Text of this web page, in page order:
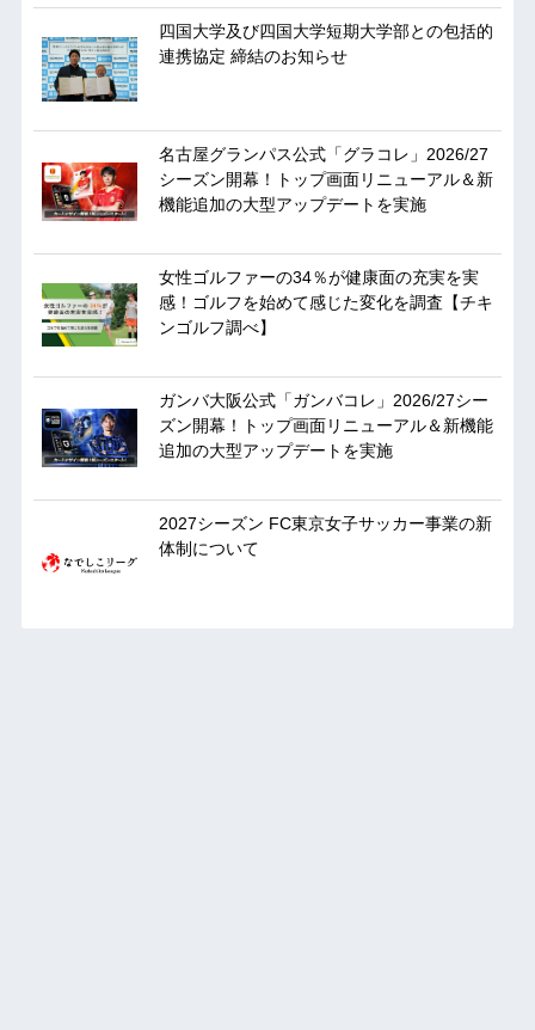
四国大学及び四国大学短期大学部との包括的
連携協定 締結のお知らせ
名古屋グランパス公式「グラコレ」2026/27
シーズン開幕！トップ画面リニューアル＆新
機能追加の大型アップデートを実施
女性ゴルファーの34％が健康面の充実を実
感！ゴルフを始めて感じた変化を調査【チキ
ンゴルフ調べ】
ガンバ大阪公式「ガンバコレ」2026/27シー
ズン開幕！トップ画面リニューアル＆新機能
追加の大型アップデートを実施
2027シーズン FC東京女子サッカー事業の新
体制について